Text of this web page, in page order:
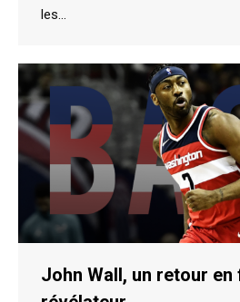
les…
John Wall, un retour